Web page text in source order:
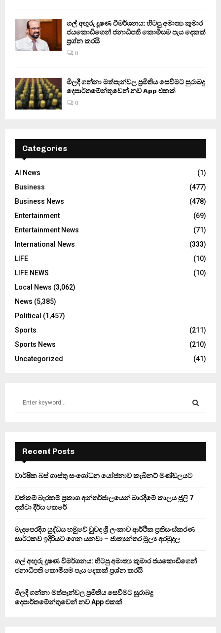
ගල් අඟුරු දූෂණ විමර්ශනය: හිටපු අමාත්‍ය කුමාර
ජයකොඩිගෙන් ජනාධිපති කොමිසම පැය දෙකක්
ප්‍රශ්න කරයි
0
මිලදී ගන්නා මත්පැන්වල ප්‍රමිතිය සෙවීමට සුරාබදු
දෙපාර්තමේන්තුවෙන් නව App එකක්
0
Categories
AI News
(1)
Business
(477)
Business News
(478)
Entertainment
(69)
Entertainment News
(71)
International News
(333)
LIFE
(10)
LIFE NEWS
(10)
Local News (3,062)
News (5,385)
Political (1,457)
Sports
(211)
Sports News
(210)
Uncategorized
(41)
f
r
E
A
Recent Posts
වාර්ෂික බස් ගාස්තු සංශෝධන යෝජනාව කැබිනට් මණ්ඩලයට
වත්කම් බැරකම් ප්‍රකාශ අන්තර්ජාලයෙන් බාරදීමේ කාලය ජූලි 7
දක්වා දීර්ඝ කෙරේ
මැදපෙරදිග යුද්ධය හමුවේ වුවද ශ්‍රී ලංකාව ආර්ථික ප්‍රතිසංස්කරණ
සාර්ථකව ඉදිරියට ගෙන යනවා – ජාත්‍යන්තර මූල්‍ය අරමුදල
ගල් අඟුරු දූෂණ විමර්ශනය: හිටපු අමාත්‍ය කුමාර ජයකොඩිගෙන්
ජනාධිපති කොමිසම පැය දෙකක් ප්‍රශ්න කරයි
මිලදී ගන්නා මත්පැන්වල ප්‍රමිතිය සෙවීමට සුරාබදු
දෙපාර්තමේන්තුවෙන් නව App එකක්